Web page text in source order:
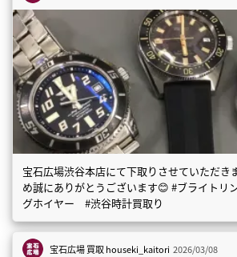
宝石広場渋谷本店にて下取りさせていただき
め誠にありがとうございます😊 #ブライト
グホイヤー #渋谷時計買取り
宝石広場 買取houseki_kaitori 2026/03/08